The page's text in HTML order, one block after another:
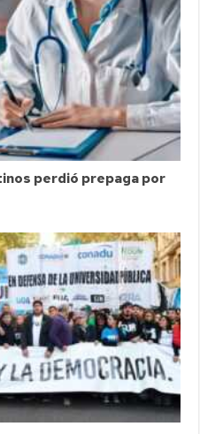
perdió prepaga por